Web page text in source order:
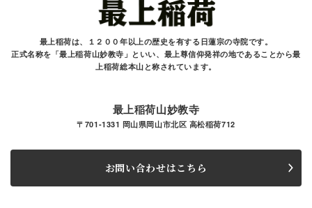
最上稲荷は、１２００年以上の歴史を有する 日蓮宗の寺院です。
正式名称を「最上稲荷山妙教寺」といい、最上尊信仰発祥の地であることから最
上稲荷総本山と称されています。
最上稲荷山妙教寺
〒701-1331 岡山県岡山市北区 高松稲荷712
お問い合わせはこちら